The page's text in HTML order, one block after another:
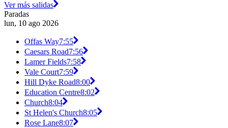
Ver más salidas
Paradas
lun, 10 ago 2026
Offas Way7:55
Caesars Road7:56
Lamer Fields7:58
Vale Court7:59
Hill Dyke Road8:00
Education Centre8:02
Church8:04
St Helen's Church8:05
Rose Lane8:07